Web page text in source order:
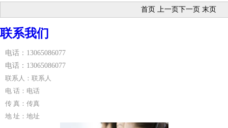
TMCS [2]
性状
无色透明液体。有挥发性，在潮湿空气中易水解而成游离
储存
密封阴凉干燥保存。SCRC 400605
用途
聚硅 酮液中间体。甲基硅油封头剂。抗水剂。
安全措施
贮于低温通风处，远离火种、热源。与氧化剂、酸碱类等
首页 上一页下一页 末页
联系我们
电话：13065086077
电话：13065086077
联系人：联系人
电 话：电话
传 真：传真
地 址：地址